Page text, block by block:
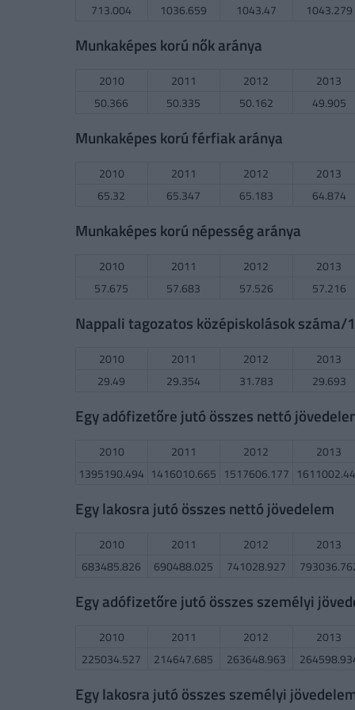
713.004
1036.659 1043.47 1043.279
Munkaképes korú nők aránya
2010 2011 2012 2013
50.366
50.335 50.162 49.905
Munkaképes korú férfiak aránya
2010 2011 2012 2013
65.32
65.347 65.183 64.874
Munkaképes korú népesség aránya
2010 2011 2012 2013
57.675
57.683 57.526 57.216
Nappali tagozatos középiskolások
2010 2011 2012 2013
29.49
29.354 31.783 29.693
Egy adófizetőre jutó összes nettó
2010 2011 2012 2013
1395190.494 1416010.665 1517606.177
Egy lakosra jutó összes nettó jövedelem
2010 2011 2012 2013
683485.826
690488.025 741028.927
Egy adófizetőre jutó összes személyi
2010 2011 2012 2013
225034.527
214647.685 263648.963
Egy lakosra jutó összes személyi